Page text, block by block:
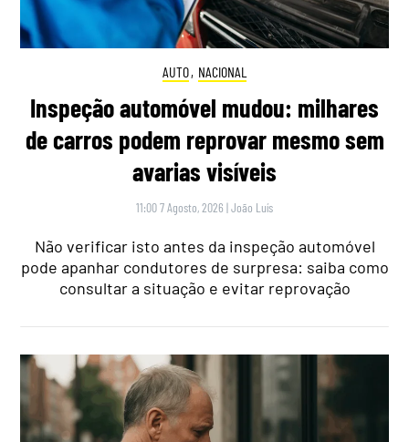
AUTO, NACIONAL
Inspeção automóvel mudou: milhares
de carros podem reprovar mesmo sem
avarias visíveis
11:00 7 Agosto, 2026 |João Luís
Não verificar isto antes da inspeção automóvel
pode apanhar condutores de surpresa: saiba como
consultar a situação e evitar reprovação